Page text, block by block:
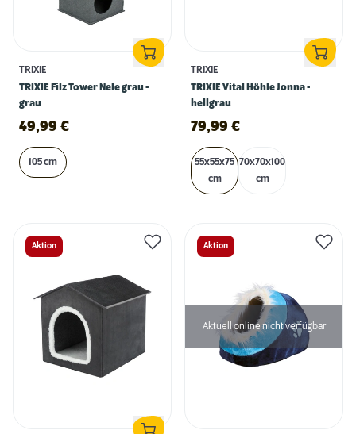
TRIXIE
TRIXIE Filz Tower Nele grau -
grau
49,99 €
105 cm
TRIXIE
TRIXIE Vital Höhle Jonna -
hellgrau
79,99 €
55x55x75
cm
70x70x100
cm
Aktion Aktion
Aktuell online nicht verfügbar